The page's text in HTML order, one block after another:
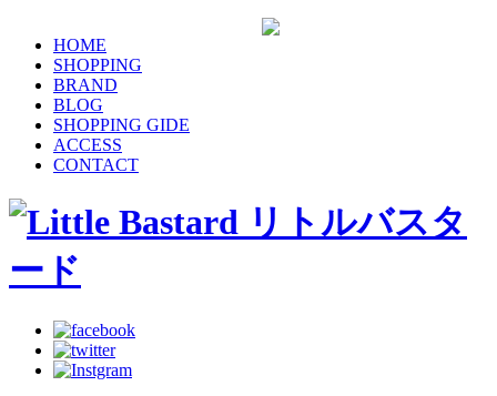
HOME
SHOPPING
BRAND
BLOG
SHOPPING GIDE
ACCESS
CONTACT